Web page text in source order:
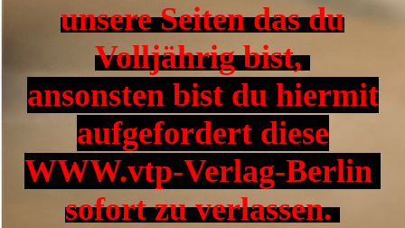
unsereSeitendas du
Volljährig bist,
ansonsten bist du hiermit
aufgefordert diese
WWW.vtp-Verlag-Berlin
sofort zu verlassen.